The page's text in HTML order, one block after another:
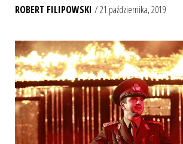
ROBERT FILIPOWSKI / 21 października, 2019